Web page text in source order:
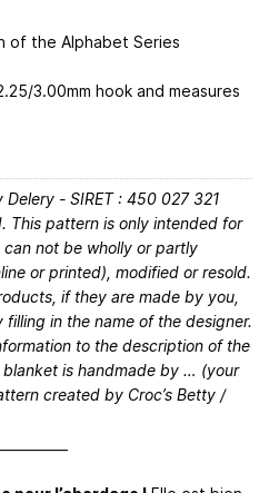
of the Alphabet Series
3.00mm hook and measures
- SIRET : 450 027 321
This pattern is only intended for
can not be wholly or partly
or printed), modified or resold.
if they are made by you,
in the name of the designer.
to the description of the
is handmade by … (your
created by Croc’s Betty /